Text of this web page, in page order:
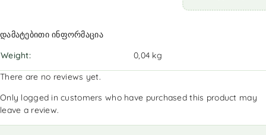
დამატებითი ინფორმაცია
Weight
0,04 kg
There are no reviews yet.
Only logged in customers who have purchased this product may
leave a review.